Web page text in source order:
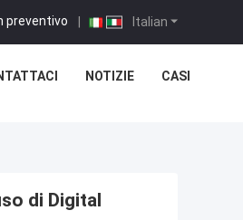
Italian
preventivo |
NOTIZIE CASI
di Digital